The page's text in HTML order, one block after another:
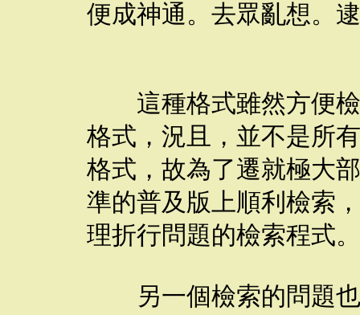
便成神通。去眾亂想。
這種格式雖然方便檢
格式，況且，並不是所
格式，故為了遷就極大
準的普及版上順利檢索
理折行問題的檢索程式
另一個檢索的問題也